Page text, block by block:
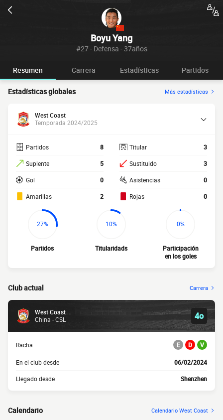
Boyu Yang
#27 - Defensa - 37años
Resumen Carrera Estadísticas Partidos
Estadísticas globales Más estadísticas
West Coast
Temporada 2024/2025
Partidos 8
Suplente 5
Gol 0
Amarillas 2
Titular 3
Sustituido 3
Asistencias 0
Rojas 0
27%
Partidos
10%
Titularidads
0%
Participación
en los goles
Club actual Carrera
West Coast
China - CSL
4o
Racha E D V
En el club desde 06/02/2024
Llegado desde Shenzhen
Calendario Calendario West Coast